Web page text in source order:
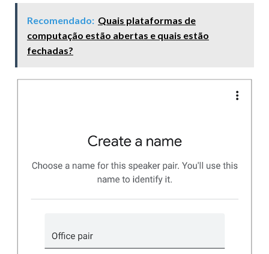
Recomendado: Quais plataformas de
computação estão abertas e quais estão
fechadas?